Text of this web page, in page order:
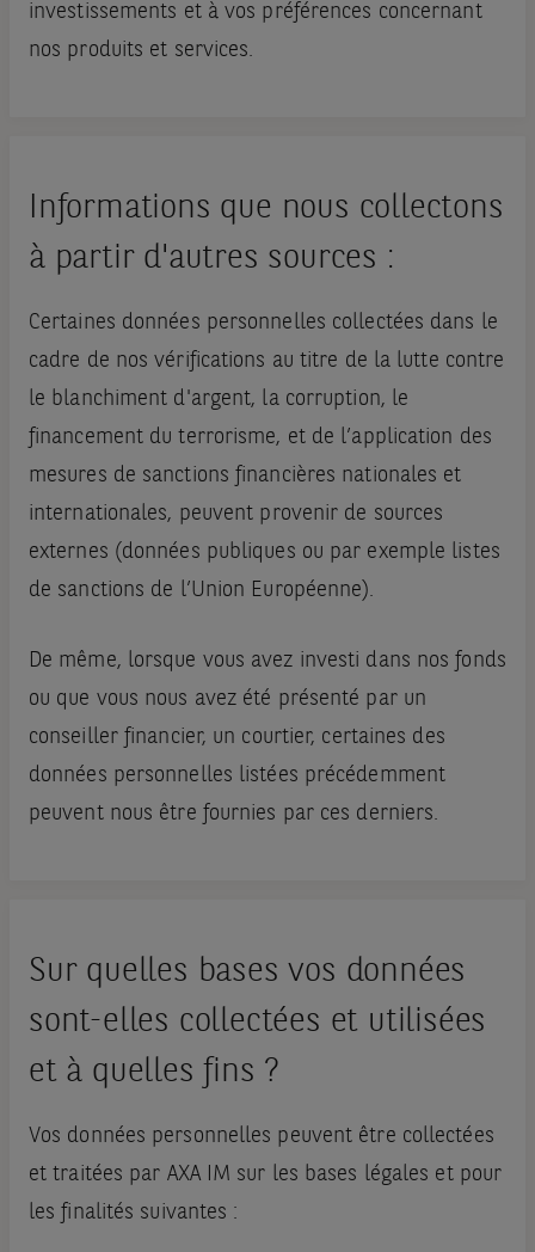
investissements et à vos préférences concernant
nos produits et services.
Informations que nous collectons
à partir d'autres sources :
Certaines données personnelles collectées dans le
cadre de nos vérifications au titre de la lutte contre
le blanchiment d'argent, la corruption, le
financement du terrorisme, et de l’application des
mesures de sanctions financières nationales et
internationales, peuvent provenir de sources
externes (données publiques ou par exemple listes
de sanctions de l’Union Européenne).
De même, lorsque vous avez investi dans nos fonds
ou que vous nous avez été présenté par un
conseiller financier, un courtier, certaines des
données personnelles listées précédemment
peuvent nous être fournies par ces derniers.
Sur quelles bases vos données
sont-elles collectées et utilisées
et à quelles fins ?
Vos données personnelles peuvent être collectées
et traitées par AXA IM sur les bases légales et pour
les finalités suivantes :